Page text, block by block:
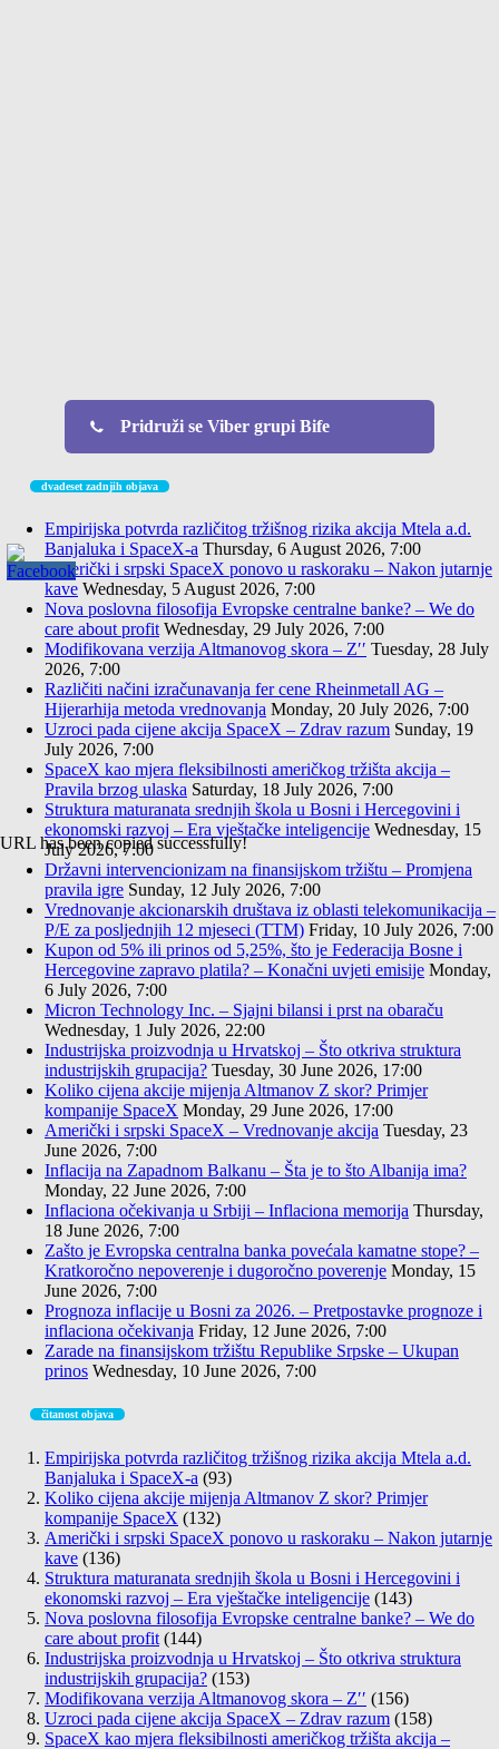
Pridruži se Viber grupi Bife
URL has been copied successfully!
dvadeset zadnjih objava
Empirijska potvrda različitog tržišnog rizika akcija Mtela a.d.
Banjaluka i SpaceX-a Thursday, 6 August 2026, 7:00
Američki i srpski SpaceX ponovo u raskoraku – Nakon jutarnje
kave Wednesday, 5 August 2026, 7:00
Nova poslovna filosofija Evropske centralne banke? – We do
care about profit Wednesday, 29 July 2026, 7:00
Modifikovana verzija Altmanovog skora – Z′′ Tuesday, 28 July
2026, 7:00
Različiti načini izračunavanja fer cene Rheinmetall AG –
Hijerarhija metoda vrednovanja Monday, 20 July 2026, 7:00
Uzroci pada cijene akcija SpaceX – Zdrav razum Sunday, 19
July 2026, 7:00
SpaceX kao mjera fleksibilnosti američkog tržišta akcija –
Pravila brzog ulaska Saturday, 18 July 2026, 7:00
Struktura maturanata srednjih škola u Bosni i Hercegovini i
ekonomski razvoj – Era vještačke inteligencije Wednesday, 15
July 2026, 7:00
Državni intervencionizam na finansijskom tržištu – Promjena
pravila igre Sunday, 12 July 2026, 7:00
Vrednovanje akcionarskih društava iz oblasti telekomunikacija –
P/E za posljednjih 12 mjeseci (TTM) Friday, 10 July 2026, 7:00
Kupon od 5% ili prinos od 5,25%, što je Federacija Bosne i
Hercegovine zapravo platila? – Konačni uvjeti emisije Monday,
6 July 2026, 7:00
Micron Technology Inc. – Sjajni bilansi i prst na obaraču
Wednesday, 1 July 2026, 22:00
Industrijska proizvodnja u Hrvatskoj – Što otkriva struktura
industrijskih grupacija? Tuesday, 30 June 2026, 17:00
Koliko cijena akcije mijenja Altmanov Z skor? Primjer
kompanije SpaceX Monday, 29 June 2026, 17:00
Američki i srpski SpaceX – Vrednovanje akcija Tuesday, 23
June 2026, 7:00
Inflacija na Zapadnom Balkanu – Šta je to što Albanija ima?
Monday, 22 June 2026, 7:00
Inflaciona očekivanja u Srbiji – Inflaciona memorija Thursday,
18 June 2026, 7:00
Zašto je Evropska centralna banka povećala kamatne stope? –
Kratkoročno nepoverenje i dugoročno poverenje Monday, 15
June 2026, 7:00
Prognoza inflacije u Bosni za 2026. – Pretpostavke prognoze i
inflaciona očekivanja Friday, 12 June 2026, 7:00
Zarade na finansijskom tržištu Republike Srpske – Ukupan
prinos Wednesday, 10 June 2026, 7:00
čitanost objava
Empirijska potvrda različitog tržišnog rizika akcija Mtela a.d.
Banjaluka i SpaceX-a (93)
Koliko cijena akcije mijenja Altmanov Z skor? Primjer
kompanije SpaceX (132)
Američki i srpski SpaceX ponovo u raskoraku – Nakon jutarnje
kave (136)
Struktura maturanata srednjih škola u Bosni i Hercegovini i
ekonomski razvoj – Era vještačke inteligencije (143)
Nova poslovna filosofija Evropske centralne banke? – We do
care about profit (144)
Industrijska proizvodnja u Hrvatskoj – Što otkriva struktura
industrijskih grupacija? (153)
Modifikovana verzija Altmanovog skora – Z′′ (156)
Uzroci pada cijene akcija SpaceX – Zdrav razum (158)
SpaceX kao mjera fleksibilnosti američkog tržišta akcija –